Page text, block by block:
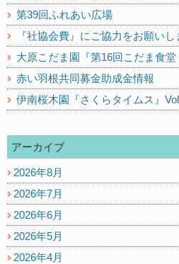
第39回ふれあい広場
『社協会費』にご協力をお願いし
大原こだま園『第16回こだま食堂
赤い羽根共同募金助成金情報
伊南桜木園『さくらタイムス』
アーカイブ
2026年8月
2026年7月
2026年6月
2026年5月
2026年4月